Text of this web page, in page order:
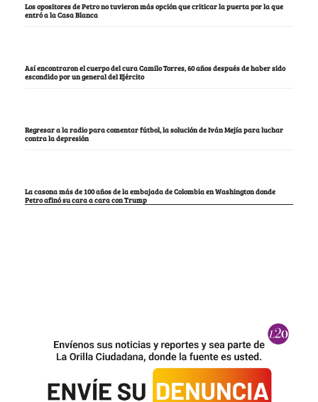
Los opositores de Petro no tuvieron más opción que criticar la puerta por la que
entró a la Casa Blanca
Así encontraron el cuerpo del cura Camilo Torres, 60 años después de haber sido
escondido por un general del Ejército
Regresar a la radio para comentar fútbol, la solución de Iván Mejía para luchar
contra la depresión
La casona más de 100 años de la embajada de Colombia en Washington donde
Petro afinó su cara a cara con Trump